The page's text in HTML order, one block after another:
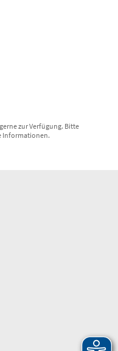
zur Verfügung. Bitte
Informationen.